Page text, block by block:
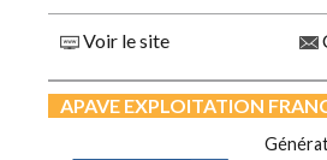
Voir le site
APAVE EXPLOITATION